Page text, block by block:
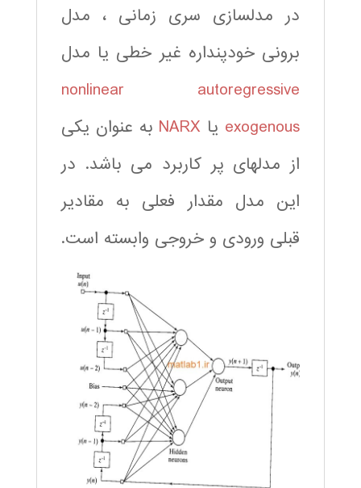
در مدلسازی سری زمانی ، مدل
برونی خودپنداره غیر خطی یا مدل
nonlinear autoregressive
exogenous یا NARX به عنوان یکی
از مدلهای پر کاربرد می باشد. در
این مدل مقدار فعلی به مقادیر
قبلی ورودی و خروجی وابسته است.